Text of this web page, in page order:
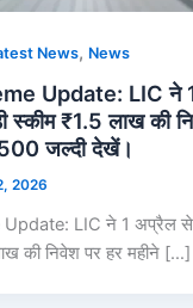
News, News
Update: LIC ने
स्कीम ₹1.5 लाख की
जल्दी देखें।
2026
LIC ने 1 अप्रैल से
की निवेश पर हर महीने […]